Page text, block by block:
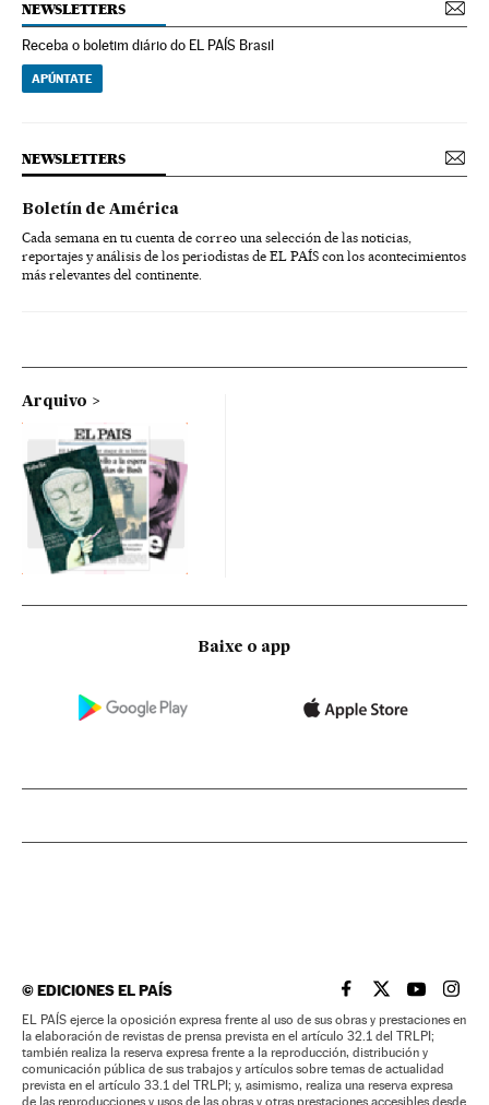
NEWSLETTERS
Receba o boletim diário do EL PAÍS Brasil
APÚNTATE
NEWSLETTERS
Boletín de América
Cada semana en tu cuenta de correo una selección de las noticias,
reportajes y análisis de los periodistas de EL PAÍS con los acontecimientos
más relevantes del continente.
Arquivo
Baixe o app
©EDICIONES EL PAÍS EL PAÍS BRASIL EN
EL PAÍSEL PAÍS
EL
EL PAÍS ejerce la oposición expresa frente al uso de sus obras y prestaciones en
la elaboración de revistas de prensa prevista en el artículo 32.1 del TRLPI;
también realiza la reserva expresa frente a la reproducción, distribución y
comunicación pública de sus trabajos y artículos sobre temas de actualidad
prevista en el artículo 33.1 del TRLPI; y, asimismo, realiza una reserva expresa
de las reproducciones y usos de las obras y otras prestaciones accesibles desde